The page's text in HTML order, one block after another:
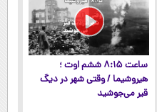
ساعت ۸:۱۵ ششم اوت ؛
هیروشیما / وقتی شهر در دیگ
قیر می‌جوشید